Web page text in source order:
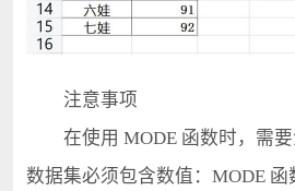
注意事项
在使用 MODE 函数时，需要
数据集必须包含数值：MODE